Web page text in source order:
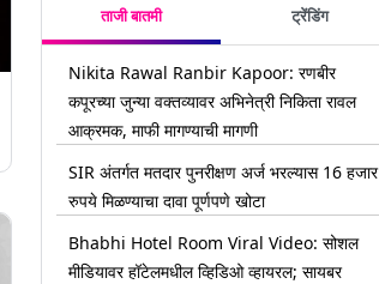
ताजी बातमी ट्रेंडिंग
Nikita Rawal Ranbir Kapoor: रणबीर
कपूरच्या जुन्या वक्तव्यावर अभिनेत्री निकिता रावल
आक्रमक, माफी मागण्याची मागणी
SIR अंतर्गत मतदार पुनरीक्षण अर्ज भरल्यास 16 हजार
रुपये मिळण्याचा दावा पूर्णपणे खोटा
Bhabhi Hotel Room Viral Video: सोशल
मीडियावर हॉटेलमधील व्हिडिओ व्हायरल; सायबर